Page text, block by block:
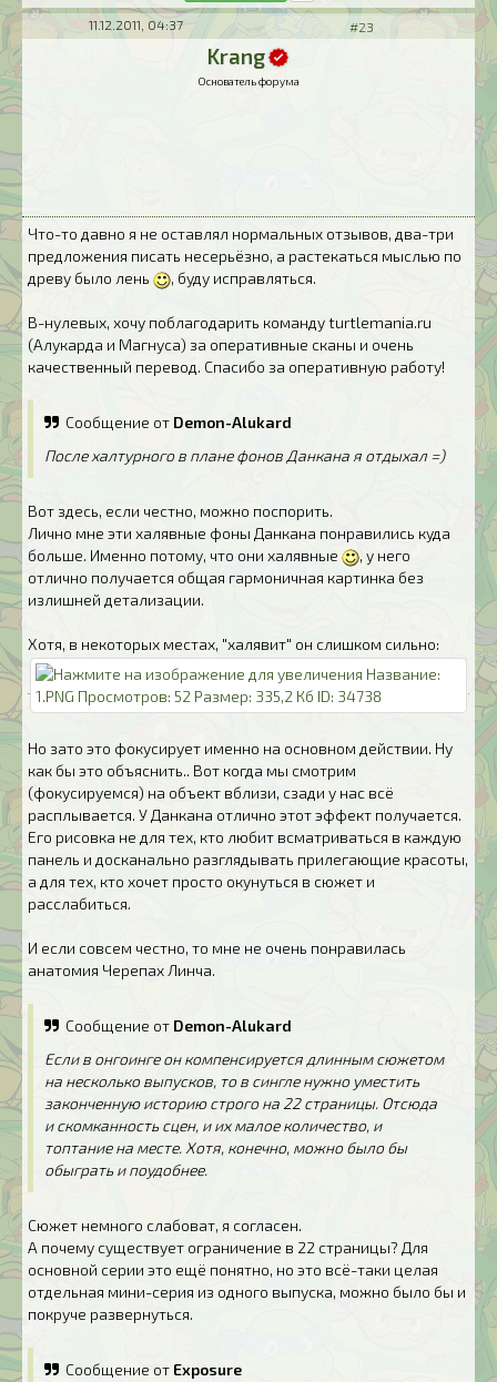
11.12.2011, 04:37 #23
Krang
Основатель форума
Что-то давно я не оставлял нормальных отзывов, два-три
предложения писать несерьёзно, а растекаться мыслью по
древу было лень
, буду исправляться.
В-нулевых, хочу поблагодарить команду turtlemania.ru
(Алукарда и Магнуса) за оперативные сканы и очень
качественный перевод. Спасибо за оперативную работу!
Сообщение от Demon-Alukard
После халтурного в плане фонов Данкана я отдыхал =)
Вот здесь, если честно, можно поспорить.
Лично мне эти халявные фоны Данкана понравились куда
больше. Именно потому, что они халявные
, у него
отлично получается общая гармоничная картинка без
излишней детализации.
Хотя, в некоторых местах, "халявит" он слишком сильно:
Но зато это фокусирует именно на основном действии. Ну
как бы это объяснить.. Вот когда мы смотрим
(фокусируемся) на объект вблизи, сзади у нас всё
расплывается. У Данкана отлично этот эффект получается.
Его рисовка не для тех, кто любит всматриваться в каждую
панель и досканально разглядывать прилегающие красоты,
а для тех, кто хочет просто окунуться в сюжет и
расслабиться.
И если совсем честно, то мне не очень понравилась
анатомия Черепах Линча.
Сообщение от Demon-Alukard
Если в онгоинге он компенсируется длинным сюжетом
на несколько выпусков, то в сингле нужно уместить
законченную историю строго на 22 страницы. Отсюда
и скомканность сцен, и их малое количество, и
топтание на месте. Хотя, конечно, можно было бы
обыграть и поудобнее.
Сюжет немного слабоват, я согласен.
А почему существует ограничение в 22 страницы? Для
основной серии это ещё понятно, но это всё-таки целая
отдельная мини-серия из одного выпуска, можно было бы и
покруче развернуться.
Сообщение от Exposure